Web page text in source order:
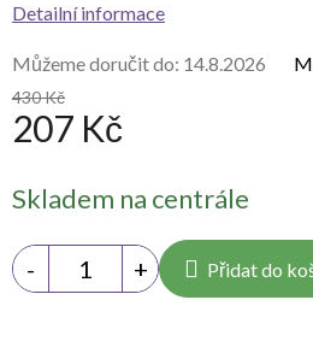
430 Kč
207 Kč
cena:
Skladem na centrále
Můžeme doručit do: 14.8.2026
Přidat do
Detailní informace